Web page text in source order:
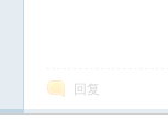
回复